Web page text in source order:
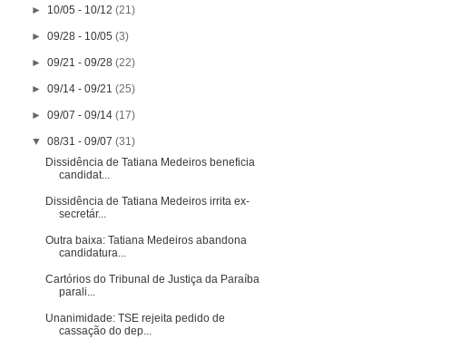
► 10/05 - 10/12(21)
►09/28 - 10/05(3)
►09/21 - 09/28(22)
►09/14 - 09/21(25)
►09/07 - 09/14(17)
▼08/31 - 09/07(31)
Dissidência de Tatiana Medeiros beneficia
candidat...
Dissidência de Tatiana Medeiros irrita ex-
secretár...
Outra baixa: Tatiana Medeiros abandona
candidatura...
Cartórios do Tribunal de Justiça da Paraíba
parali...
Unanimidade: TSE rejeita pedido de
cassação do dep...